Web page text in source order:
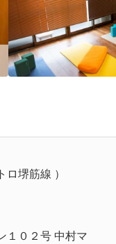
ロ堺筋線 ）
１０２号 中村マ